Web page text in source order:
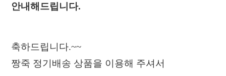
안내해드립니다.
축하드립니다.~~
짱죽 정기배송 상품을 이용해 주셔서